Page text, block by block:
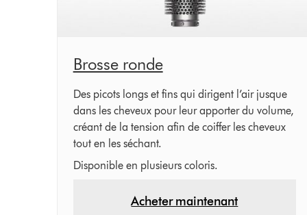
Brosse ronde
Des picots longs et fins qui dirigent l’air jusque
dans les cheveux pour leur apporter du volume,
créant de la tension afin de coiffer les cheveux
tout en les séchant.
Disponible en plusieurs coloris.
Acheter maintenant